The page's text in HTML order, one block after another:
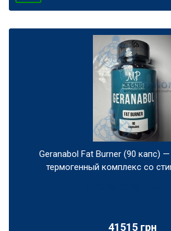
Geranabol Fat Burner (90 капс)
термогенный комплекс со
41515 грн